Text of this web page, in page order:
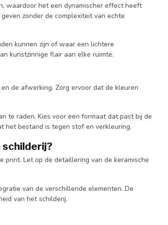
waardoor het een dynamischer effect heeft
zonder de complexiteit van echte
kunnen zijn of waar een lichtere
kunstzinnige flair aan elke ruimte.
de afwerking. Zorg ervoor dat de kleuren
te raden. Kies voor een formaat dat past bij de
het bestand is tegen stof en verkleuring.
schilderij?
Let op de detaillering van de keramische
van de verschillende elementen. De
van het schilderij.